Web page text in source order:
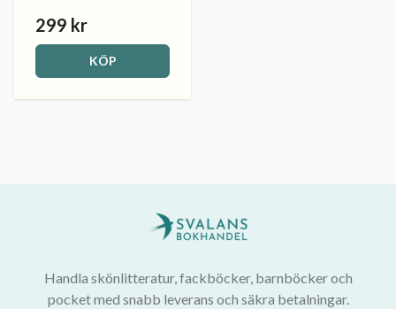
299 kr
KÖP
Handla skönlitteratur, fackböcker, barnböcker och
pocket med snabb leverans och säkra betalningar.